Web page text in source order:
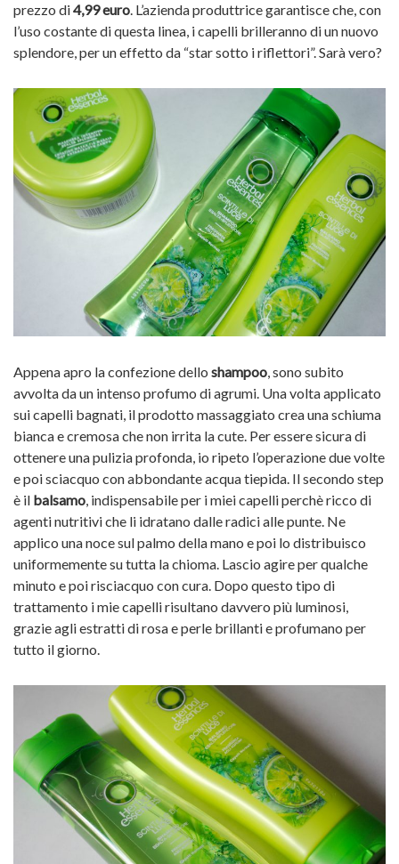
prezzo di4,99 euro. L’azienda produttrice garantisce che, con
l’uso costante di questa linea, i capelli brilleranno di un nuovo
splendore, per un effetto da “star sotto i riflettori”. Sarà vero?
Appena apro la confezione dello shampoo , sono subito
avvolta da un intenso profumo di agrumi. Una volta applicato
sui capelli bagnati, il prodotto massaggiato crea una schiuma
bianca e cremosa che non irrita la cute. Per essere sicura di
ottenere una pulizia profonda, io ripeto l’operazione due volte
e poi sciacquo con abbondante acqua tiepida. Il secondo step
è il balsamo , indispensabile per i miei capelli perchè ricco di
agenti nutritivi che li idratano dalle radici alle punte. Ne
applico una noce sul palmo della mano e poi lo distribuisco
uniformemente su tutta la chioma. Lascio agire per qualche
minuto e poi risciacquo con cura. Dopo questo tipo di
trattamento i mie capelli risultano davvero più luminosi,
grazie agli estratti di rosa e perle brillanti e profumano per
tutto il giorno.